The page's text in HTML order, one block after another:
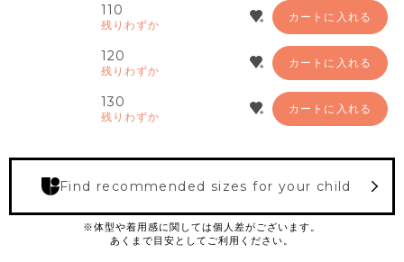
110
残りわずか
カートに入れる
120
残りわずか
カートに入れる
130
残りわずか
カートに入れる
Find recommended sizes for your child